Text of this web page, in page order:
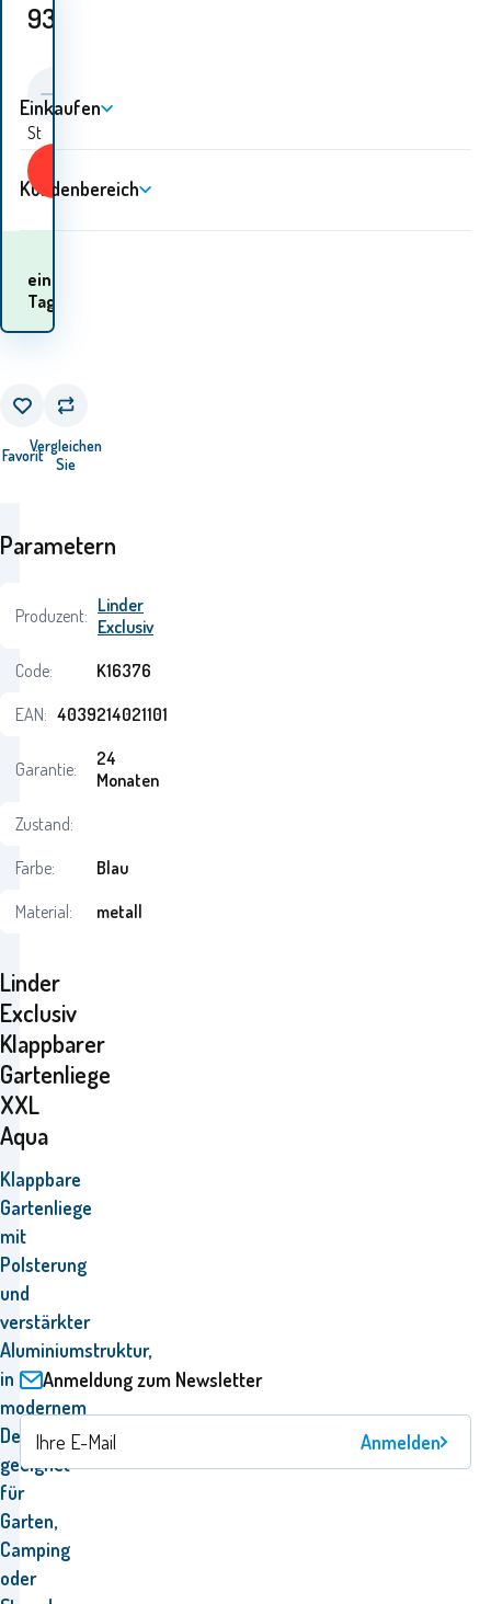
93
St
ein
Tag
FavoritVergleichen
Sie
Linder
Exclusiv
Klappbarer
Gartenliege
XXL
Aqua
Klappbare
Gartenliege
mit
Polsterung
und
verstärkter
Aluminiumstruktur,
in
modernem
Design,
geeignet
für
Garten,
Camping
oder
Parametern
Produzent: Linder
Exclusiv
Code:
K16376
EAN: 4039214021101
Garantie:
24
Monaten
Zustand:
Farbe:
Blau
Material:
metall
Einkaufen
Kundenbereich
Anmeldung zum Newsletter
Anmelden